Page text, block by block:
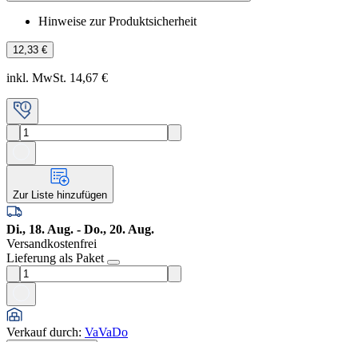
Hinweise zur Produktsicherheit
12,33 €
inkl. MwSt. 14,67 €
Zur Liste hinzufügen
Di., 18. Aug. - Do., 20. Aug.
Versandkostenfrei
Lieferung als Paket
Verkauf durch: VaVaDo